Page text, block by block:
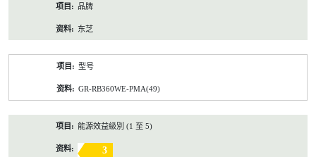
品牌
东芝
型号
GR-RB360WE-PMA(49)
能源效益級別 (1 至 5)
3